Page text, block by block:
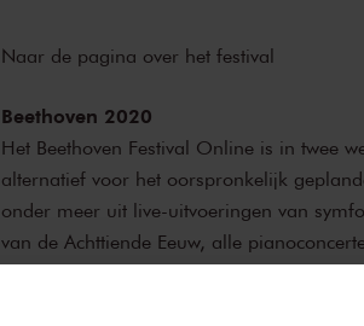
Naar de pagina over het festival
Beethoven 2020
Het Beethoven Festival Online is in twee
alternatief voor het oorspronkelijk
onder meer uit live-uitvoeringen van
van de Achttiende Eeuw, alle